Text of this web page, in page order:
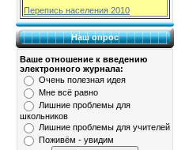
Перепись населения 2010
Наш опрос
Ваше отношение к введению
электронного журнала:
Очень полезная идея
Мне всё равно
Лишние проблемы для
школьников
Лишние проблемы для учителей
Поживём - увидим